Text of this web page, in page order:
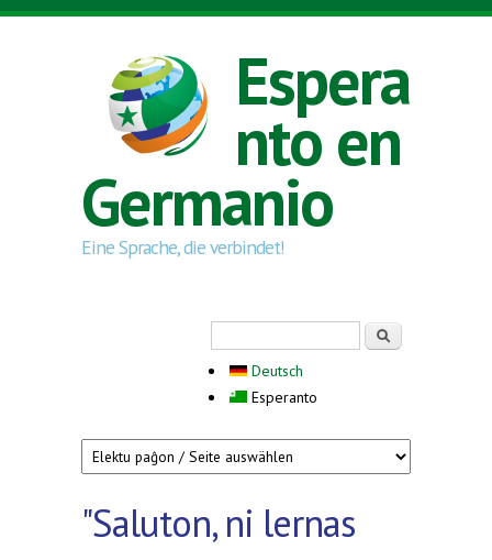
Skip to main content
Espera
nto en
Germanio
Eine Sprache, die verbindet!
Deutsch
Esperanto
"Saluton, ni lernas